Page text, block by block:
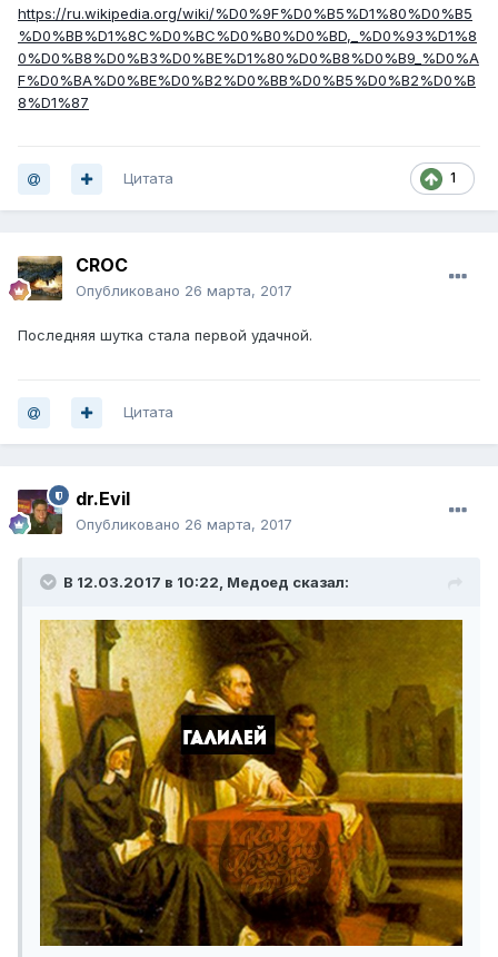
https://ru.wikipedia.org/wiki/%D0%9F%D0%B5%D1%80%D0%B5
%D0%BB%D1%8C%D0%BC%D0%B0%D0%BD,_%D0%93%D1%8
0%D0%B8%D0%B3%D0%BE%D1%80%D0%B8%D0%B9_%D0%A
F%D0%BA%D0%BE%D0%B2%D0%BB%D0%B5%D0%B2%D0%B
8%D1%87
1
Цитата
CROC
Опубликовано 26 марта, 2017
Последняя шутка стала первой удачной.
Цитата
dr.Evil
Опубликовано 26 марта, 2017
В 12.03.2017 в 10:22, Медоед сказал: